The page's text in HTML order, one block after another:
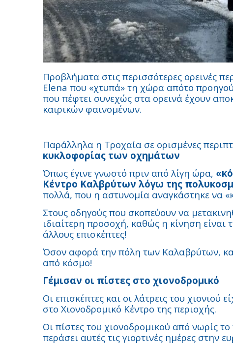
Προβλήματα στις περισσότερες ορεινές
Elena που «χτυπά» τη χώρα απότο
που πέφτει συνεχώς στα ορεινά έχουν
καιρικών φαινομένων.
Παράλληλα η Τροχαία σε ορισμένες
κυκλοφορίας των οχημάτων
Όπως έγινε γνωστό πριν από λίγη ώρα,
Κέντρο Καλβρύτων λόγω της
πολλά, που η αστυνομία αναγκάστηκε να
Στους οδηγούς που σκοπεύουν να
ιδιαίτερη προσοχή, καθώς η κίνηση
άλλους επισκέπτες!
Όσον αφορά την πόλη των Καλαβρύτων,
από κόσμο!
Γέμισαν οι πίστες στο χιονοδρομικό
Οι επισκέπτες και οι λάτρεις του
στο Χιονοδρομικό Κέντρο της περιοχής.
Οι πίστες του χιονοδρομικού από νωρίς
περάσει αυτές τις γιορτινές ημέρες στην